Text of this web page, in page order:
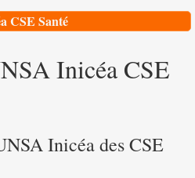
CSE Santé
Inicéa CSE
Inicéa des CSE